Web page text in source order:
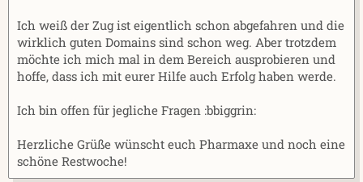
Ich weiß der Zug ist eigentlich schon abgefahren und die
wirklich guten Domains sind schon weg. Aber trotzdem
möchte ich mich mal in dem Bereich ausprobieren und
hoffe, dass ich mit eurer Hilfe auch Erfolg haben werde.
Ich bin offen für jegliche Fragen :bbiggrin:
Herzliche Grüße wünscht euch Pharmaxe und noch eine
schöne Restwoche!